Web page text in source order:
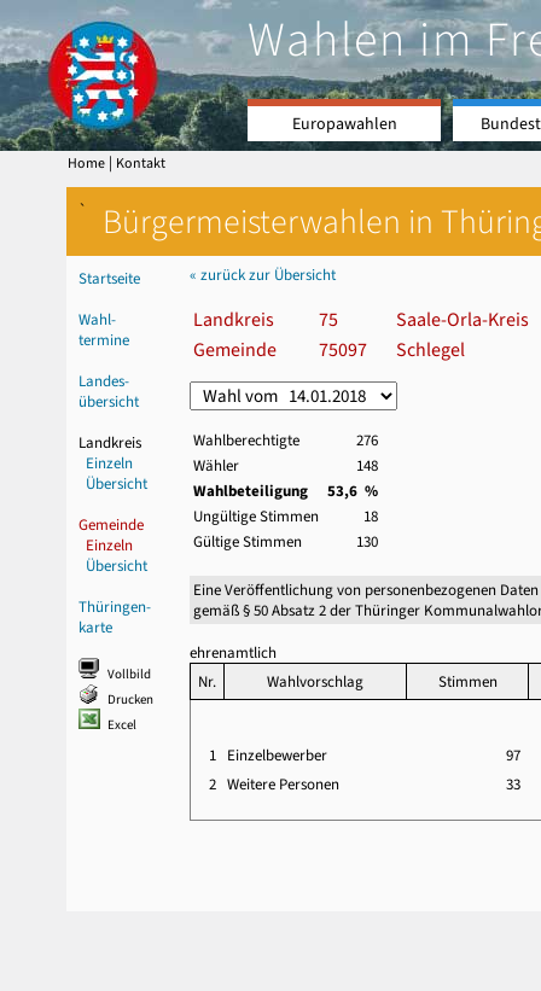
Wahlen im
Europawahlen
Home | Kontakt
` Bürgermeisterwahlen in
Startseite
Wahl-
termine
Landes-
übersicht
Landkreis
Einzeln
Übersicht
Gemeinde
Einzeln
Übersicht
Thüringen-
karte
Vollbild
Drucken
Excel
« zurück zur Übersicht
Landkreis 75
Saale-Orla-Kreis
Gemeinde
75097 Schlegel
Wahlberechtigte
276
Wähler
148
Wahlbeteiligung
53,6 %
Ungültige Stimmen
18
Gültige Stimmen
130
Eine Veröffentlichung von personenbezogenen
gemäß § 50 Absatz 2 der Thüringer
ehrenamtlich
Nr.
Wahlvorschlag Stimmen
1 Einzelbewerber
97
2 Weitere Personen 33